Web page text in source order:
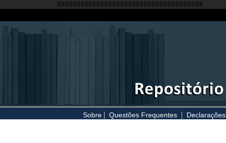
#####################################
Sobre | Questões Frequentes | Declarações